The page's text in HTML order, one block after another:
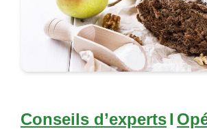
Conseils d’expertsI